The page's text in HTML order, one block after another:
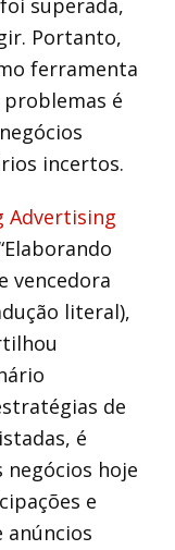
superada,
Portanto,
ferramenta
é
incertos.
Advertising
vencedora
literal),
de
é
hoje
e
anúncios